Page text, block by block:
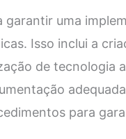
garantir uma
Isso inclui a
de tecnologia
para